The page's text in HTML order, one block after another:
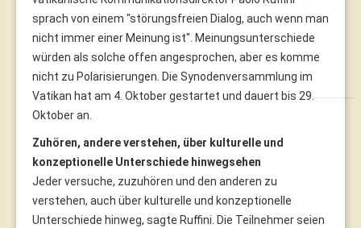
sprach von einem "störungsfreien Dialog, auch wenn man
nicht immer einer Meinung ist". Meinungsunterschiede
würden als solche offen angesprochen, aber es komme
nicht zu Polarisierungen. Die Synodenversammlung im
Vatikan hat am 4. Oktober gestartet und dauert bis 29.
Oktober an.
Zuhören, andere verstehen, über kulturelle und
konzeptionelle Unterschiede hinwegsehen
Jeder versuche, zuzuhören und den anderen zu
verstehen, auch über kulturelle und konzeptionelle
Unterschiede hinweg, sagte Ruffini. Die Teilnehmer seien